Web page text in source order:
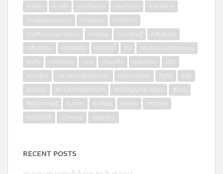
การคิด
การค้า การจ้างงาน การทำงาน
การบริหาร
การพัฒนาประเทศ
การลงทุน
การศึกษา
การศึกษาและการสอน
การสอน การเรียนรู้
คลังสมอง
คลื่นอารยะ
คอร์รัปชั่น งานวันนี้ จีน
ดร.แดน มองต่างแดน
ธุรกิจ
นวัตกรรม บุตร ประชากิจ ผลกระทบ
ผู้นำ
ภาวะผู้นำ
มหาวิทยาลัยฮาร์วาร์ด มองต่างแดน รัฐกิจ
วิจัย
สงคราม
สถาบันการสร้างชาติ สภาปัญญาสมาพันธ์
สังคม
สังคมความรู้
อนาคต อาเซียน อินเดีย
ฮาร์วาร์ด
เทคโนโลยี
เป้าหมาย เศรษฐกิจ
RECENT POSTS